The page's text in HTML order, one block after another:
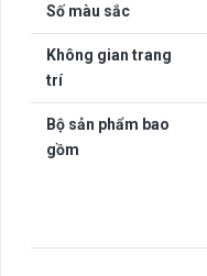
Số màu sắc
Không gian trang
trí
Bộ sản phẩm bao
gồm